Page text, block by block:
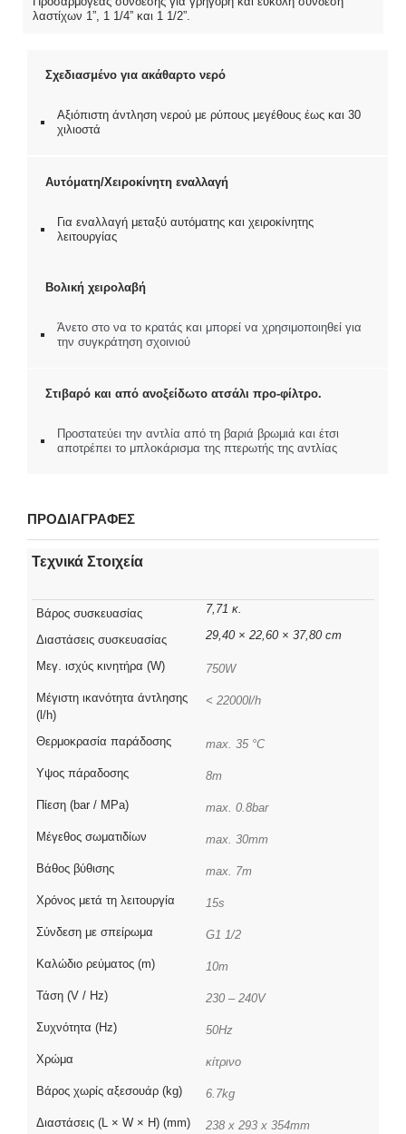
λαστίχων 1”, 1 1/4” και 1 1/2”.
Σχεδιασμένο για ακάθαρτο νερό
Αξιόπιστη άντληση νερού με ρύπους μεγέθους έως και 30
χιλιοστά
Αυτόματη/Χειροκίνητη εναλλαγή
Για εναλλαγή μεταξύ αυτόματης και χειροκίνητης
λειτουργίας
Βολική χειρολαβή
Άνετο στο να το κρατάς και μπορεί να χρησιμοποιηθεί για
την συγκράτηση σχοινιού
Στιβαρό και από ανοξείδωτο ατσάλι προ-φίλτρο.
Προστατεύει την αντλία από τη βαριά βρωμιά και έτσι
αποτρέπει το μπλοκάρισμα της πτερωτής της αντλίας
ΠΡΟΔΙΑΓΡΑΦΕΣ
Τεχνικά Στοιχεία
Βάρος συσκευασίας 7,71 κ.
Διαστάσεις συσκευασίας 29,40 × 22,60 × 37,80 cm
Μεγ. ισχύς κινητήρα (W) 750W
Μέγιστη ικανότητα άντλησης
(l/h)
< 22000l/h
Θερμοκρασία παράδοσης max. 35 °C
Υψος πάραδοσης 8m
Πίεση (bar / MPa) max. 0.8bar
Μέγεθος σωματιδίων max. 30mm
Βάθος βύθισης max. 7m
Χρόνος μετά τη λειτουργία 15s
Σύνδεση με σπείρωμα G1 1/2
Καλώδιο ρεύματος (m) 10m
Τάση (V / Hz) 230 – 240V
Συχνότητα (Hz) 50Hz
Χρώμα κίτρινο
Βάρος χωρίς αξεσουάρ (kg) 6.7kg
Διαστάσεις (L × W × H) (mm) 238 x 293 x 354mm